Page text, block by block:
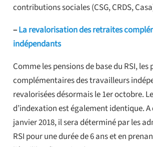
contributions sociales (CSG, CRDS,
–La revalorisation des retraites
indépendants
Comme les pensions de base du RSI, les
complémentaires des travailleurs
revalorisées désormais le 1er octobre.
d’indexation est également identique.
janvier 2018, il sera déterminé par les
RSI pour une durée de 6 ans et en